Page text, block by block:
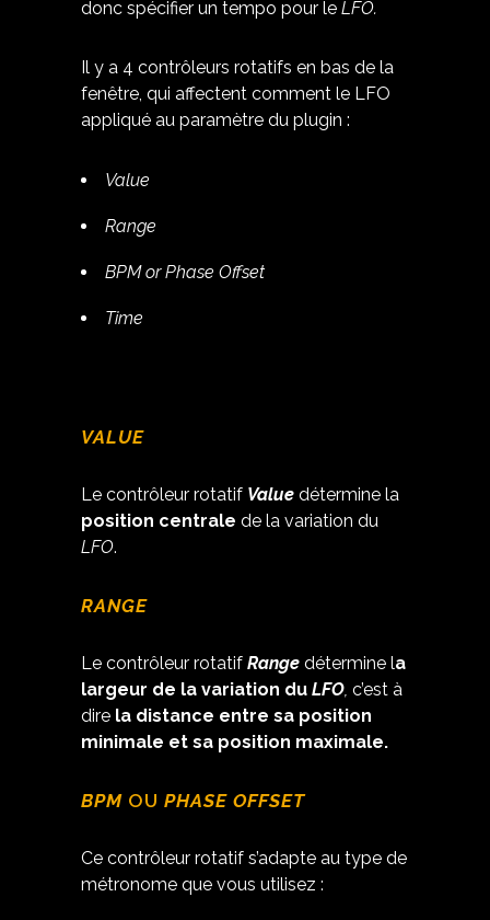
donc spécifier un tempo pour le LFO.
Il y a 4 contrôleurs rotatifs en bas de la
fenêtre, qui affectent comment le LFO
appliqué au paramètre du plugin :
Value
Range
BPM or Phase Offset
Time
VALUE
Le contrôleur rotatif Value détermine la
position centrale de la variation du
LFO.
RANGE
Le contrôleur rotatif Range détermine la
largeur de la variation du LFO, c’est à
dire la distance entre sa position
minimale et sa position maximale.
BPM OU PHASE OFFSET
Ce contrôleur rotatif s’adapte au type de
métronome que vous utilisez :